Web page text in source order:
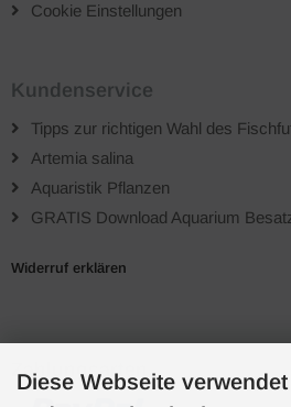
Cookie Einstellungen
Kundenservice
Tipps zur richtigen Wahl des
Artemia salina
Aquaristik Pflanzen
GRATIS Download Aquarium
Widerruf erklären
Zahlungsarten
Diese Webseite